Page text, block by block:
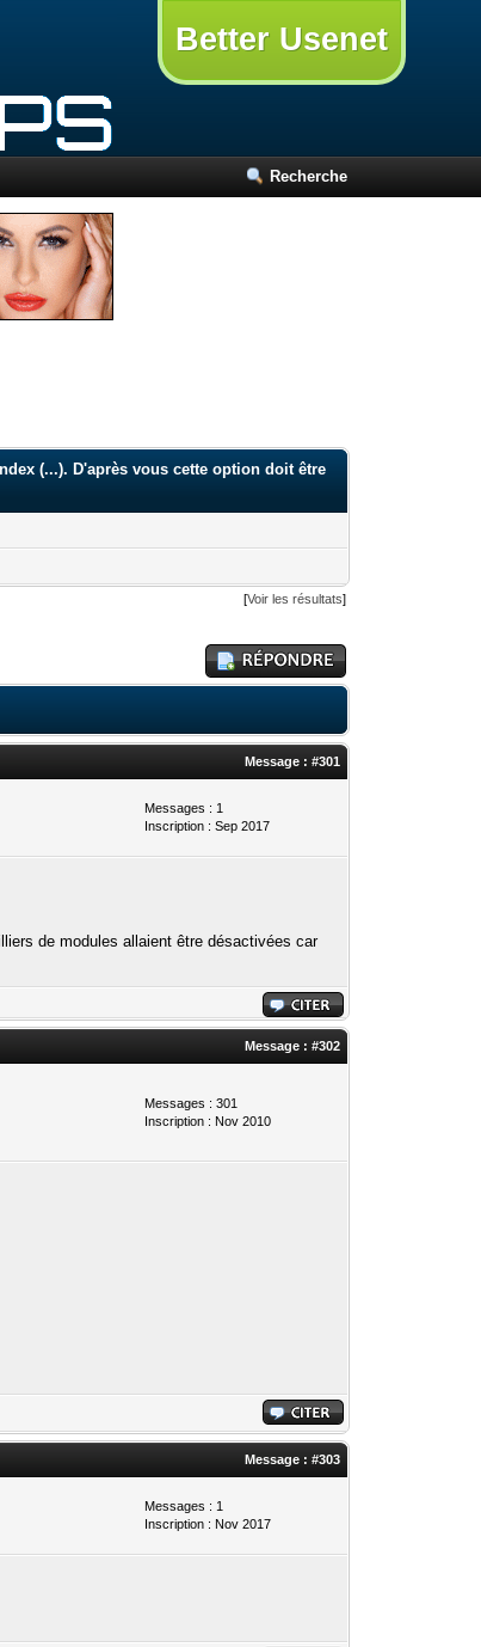
Better Usenet
Recherche
(...). D'après vous cette option doit être
[Voir les résultats]
Message :#301
Messages : 1
Inscription : Sep 2017
de modules allaient être désactivées car
Message :#302
Messages : 301
Inscription : Nov 2010
Message :#303
Messages : 1
Inscription : Nov 2017